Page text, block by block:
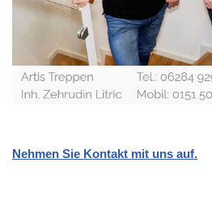
Nehmen Sie Kontakt mit uns auf.